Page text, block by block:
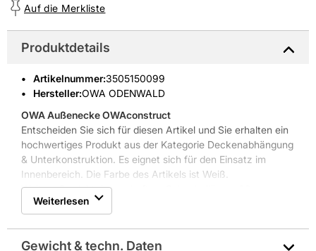
Auf die Merkliste
Produktdetails
Artikelnummer:3505150099
Hersteller:OWA ODENWALD
OWA Außenecke OWAconstruct
Entscheiden Sie sich für diesen Artikel und Sie erhalten ein
hochwertiges Produkt aus der Kategorie Deckenabhängung
& Unterkonstruktion. Es eignet sich für den Einsatz im
Innenbereich. Die Farbe des Artikels ist Weiß.
Weitere Produkteigenschaften: Schenkellänge: 60 mm,
Sichtseite: weiß, schnelle und einfache Montage
Weiterlesen
Gewicht & techn. Daten